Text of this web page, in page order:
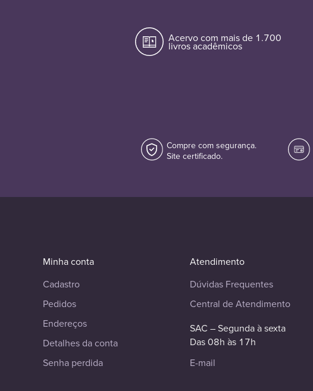
Acervo com mais de 1.700
livros acadêmicos
Compre com segurança.
Site certificado.
Minha conta
Cadastro
Pedidos
Endereços
Detalhes da conta
Senha perdida
Atendimento
Dúvidas Frequentes
Central de Atendimento
SAC – Segunda à sexta
Das 08h às 17h
E-mail